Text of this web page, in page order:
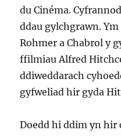
du Cinéma.
ddau gylchgrawn.
Rohmer a Chabrol y
ffilmiau Alfred
ddiweddarach
gyfweliad hir gyda
Doedd hi ddim yn hir